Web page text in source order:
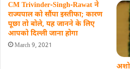
CM Trivinder-Singh-Rawat ने
राज्यपाल को सौंपा इस्तीफा; कारण
पूछा तो बोले, यह जानने के लिए
आपको दिल्ली जाना होगा
March 9, 2021